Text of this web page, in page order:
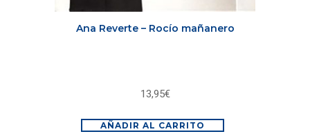
Ana Reverte – Rocío mañanero
13,95€
AÑADIR AL CARRITO